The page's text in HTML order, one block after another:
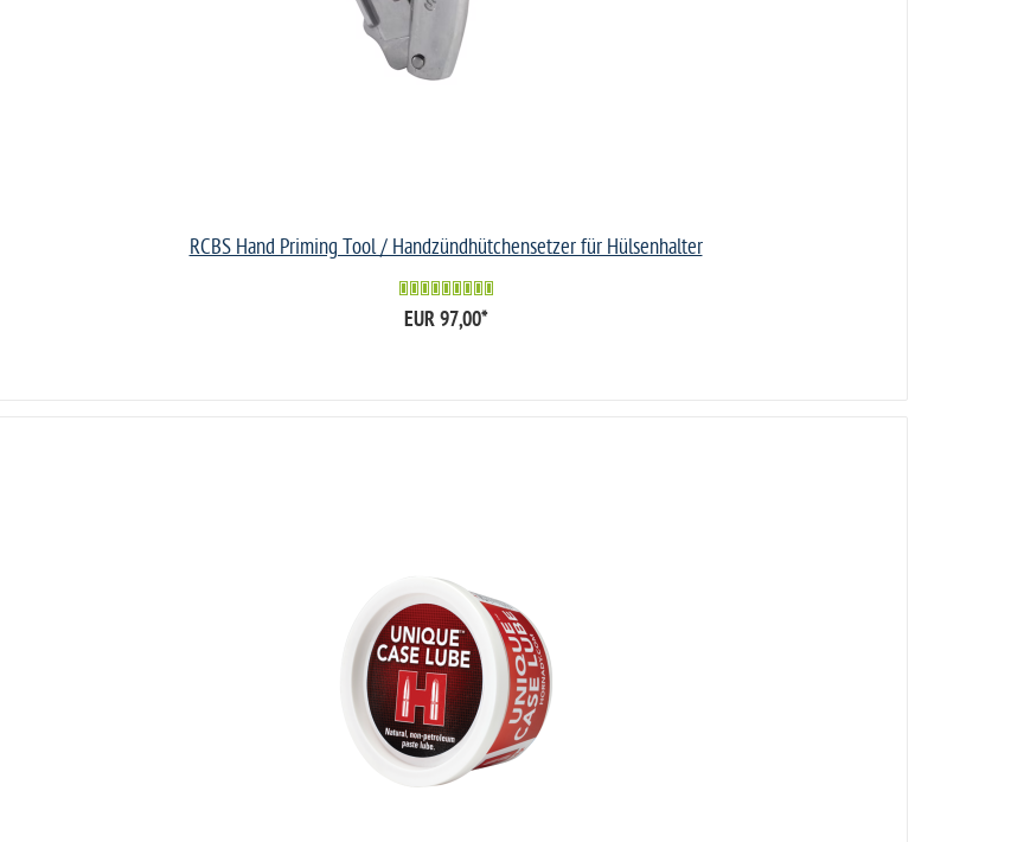
RCBS Hand Priming Tool / Handzündhütchensetzer für Hülsenhalter
EUR 97,00*